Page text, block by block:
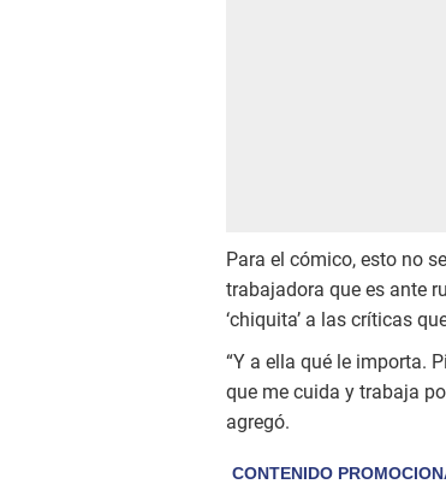
Para el cómico, esto no
trabajadora que es ante
‘chiquita’ a las críticas
“Y a ella qué le importa.
que me cuida y trabaja
agregó.